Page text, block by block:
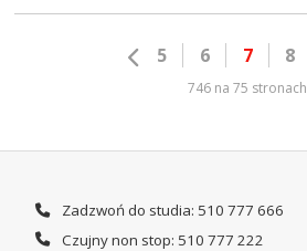
5 6 7 8
746 na 75 stronach
Zadzwoń do studia: 510 777 666
Czujny non stop: 510 777 222